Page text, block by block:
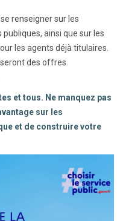
renseigner sur les
ainsi que sur les
les agents déjà titulaires.
des offres
et tous. Ne manquez pas
sur les
et de construire votre